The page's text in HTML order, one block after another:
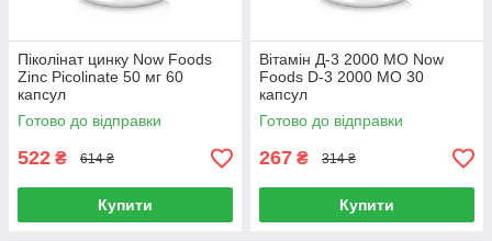
Піколінат цинку Now Foods
Zinc Picolinate 50 мг 60
капсул
Готово до відправки
522 ₴ 614 ₴
Купити
Вітамін Д-3 2000 МО Now
Foods D-3 2000 МО 30
капсул
Готово до відправки
267 ₴ 314 ₴
Купити